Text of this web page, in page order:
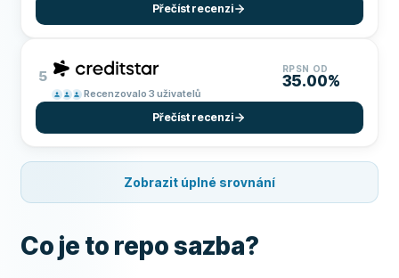
Přečíst recenzi
5
Recenzovalo 3 uživatelů
RPSN OD
35.00%
Přečíst recenzi
Zobrazit úplné srovnání
Co je to repo sazba?